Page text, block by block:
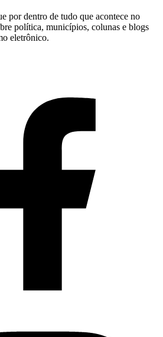
por dentro de tudo que acontece no
política, municípios, colunas e blogs
eletrônico.